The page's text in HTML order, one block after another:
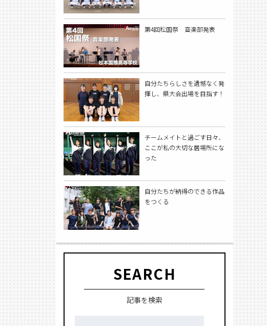
第4回松国祭 音楽部発表
自分たちらしさを遺憾なく発
揮し、県大会出場を目指す！
チームメイトと過ごす日々、
ここが私の大切な居場所にな
った
自分たちが納得のできる作品
をつくる
SEARCH
記事を検索